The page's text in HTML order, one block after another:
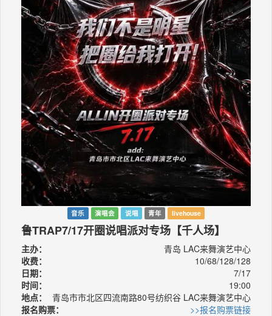
音乐 演唱会 说唱 青年 livehouse
鲁TRAP7/17开圈说唱派对专场【千人场】
主办：
青岛 LAC来舞演艺中心
收费：
10/68/128/128
日期：
7/17
时间：
19:00
地点：
青岛市市北区四流南路80号纺织谷 LAC来舞演艺中心
报名购票：
>>报名购票链接